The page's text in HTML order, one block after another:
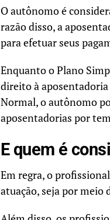
O autônomo é
razão disso, a
para efetuar seus
Enquanto o Plano
direito à
Normal, o autônomo
aposentadorias por
E quem é
Em regra, o
atuação, seja por meio